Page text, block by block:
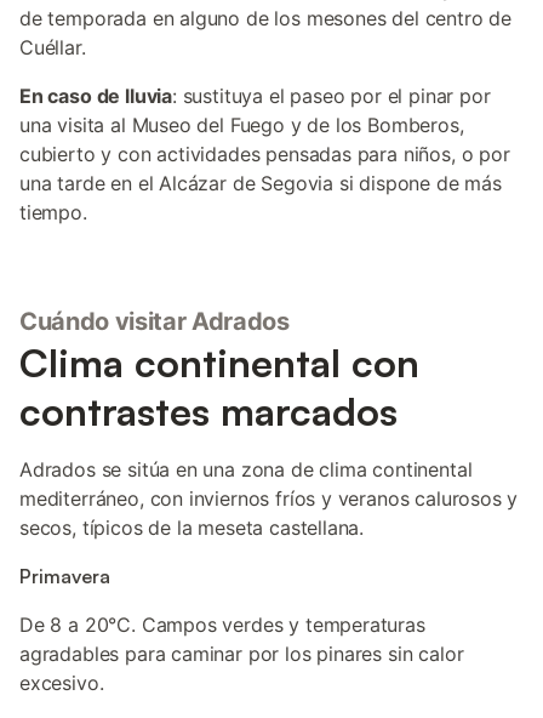
de temporada en alguno de los mesones del centro de
Cuéllar.
En caso de lluvia: sustituya el paseo por el pinar por
una visita al Museo del Fuego y de los Bomberos,
cubierto y con actividades pensadas para niños, o por
una tarde en el Alcázar de Segovia si dispone de más
tiempo.
Cuándo visitar Adrados
Clima continental con
contrastes marcados
Adrados se sitúa en una zona de clima continental
mediterráneo, con inviernos fríos y veranos calurosos y
secos, típicos de la meseta castellana.
Primavera
De 8 a 20°C. Campos verdes y temperaturas
agradables para caminar por los pinares sin calor
excesivo.